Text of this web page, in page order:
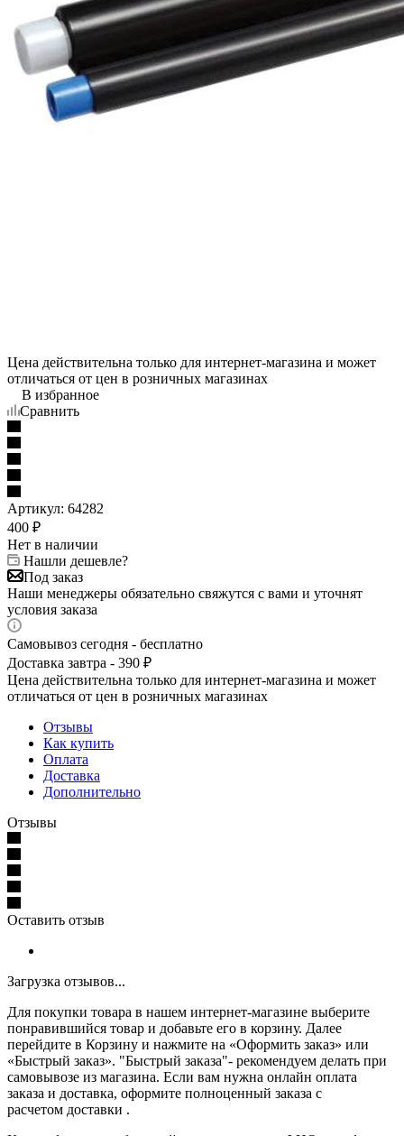
Цена действительна только для интернет-магазина и может
отличаться от цен в розничных магазинах
В избранное
Сравнить
Артикул: 64282
400 ₽
Нет в наличии
Нашли дешевле?
Под заказ
Наши менеджеры обязательно свяжутся с вами и уточнят
условия заказа
Самовывоз сегодня - бесплатно
Доставка завтра - 390 ₽
Цена действительна только для интернет-магазина и может
отличаться от цен в розничных магазинах
Отзывы
Как купить
Оплата
Доставка
Дополнительно
Отзывы
Оставить отзыв
Загрузка отзывов...
Для покупки товара в нашем интернет-магазине выберите
понравившийся товар и добавьте его в корзину. Далее
перейдите в Корзину и нажмите на «Оформить заказ» или
«Быстрый заказ». "Быстрый заказа"- рекомендуем делать при
самовывозе из магазина. Если вам нужна онлайн оплата
заказа и доставка, оформите полноценный заказа с
расчетом доставки .